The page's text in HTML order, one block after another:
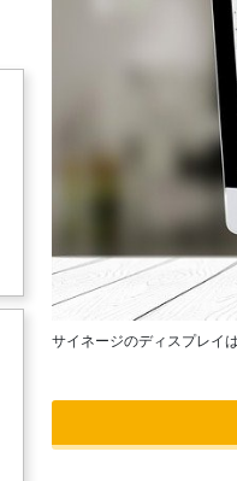
サイネージのディスプレイ